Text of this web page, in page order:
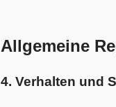
Allgemeine
4. Verhalten und